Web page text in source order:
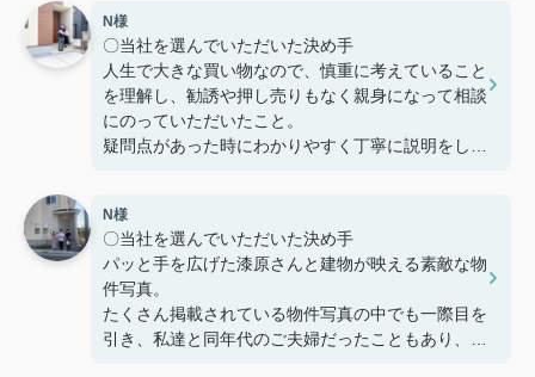
〇感じたこと、良かった点、もっとこうして欲しか
ったことなど
定期的に建築の様子を連絡いただけたり、急な質問
にも迅速に対応してくださりとても助かりました。
本当にありがとうございました。
N様
〇当社を選んでいただいた決め手
人生で大きな買い物なので、慎重に考えていること
を理解し、勧誘や押し売りもなく親身になって相談
にのっていただいたこと。
疑問点があった時にわかりやすく丁寧に説明をして
でき、納得してから家を購入できるように客の気持
ちに寄り添う姿勢から信頼できると思い、ここで購
入を決めました。
〇感じたこと、良かった点、もっとこうして欲しか
ったことなど
N様
〇当社を選んでいただいた決め手
パッと手を広げた漆原さんと建物が映える素敵な物
件写真。
たくさん掲載されている物件写真の中でも一際目を
引き、私達と同年代のご夫婦だったこともあり、こ